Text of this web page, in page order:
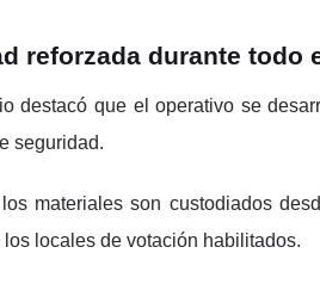
reforzada durante todo
destacó que el operativo se
seguridad.
materiales son custodiados
locales de votación habilitados.